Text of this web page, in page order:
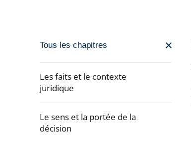
Passer
navigation
de
pour
arriver
Tous les chapitres
Les faits et le contexte
juridique
Le sens et la portée de la
décision